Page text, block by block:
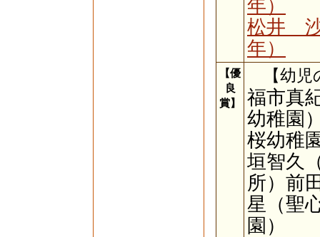
年）
松井 沙
年）
【優
良
賞】
【幼児
福市真
幼稚園
桜幼稚
垣智久
所）前
星（聖
園）